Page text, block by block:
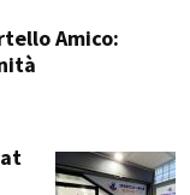
Amico: